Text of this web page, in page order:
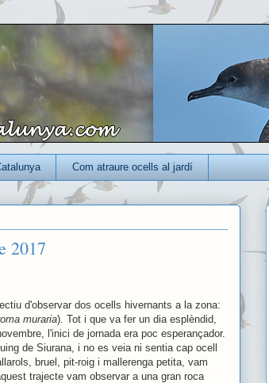
Com atraure ocells al jardí
2017
d'observar dos ocells hivernants a la zona:
muraria). Tot i que va fer un dia esplèndid,
l'inici de jornada era poc esperançador.
de Siurana, i no es veia ni sentia cap ocell
bruel, pit-roig i mallerenga petita, vam
trajecte vam observar a una gran roca